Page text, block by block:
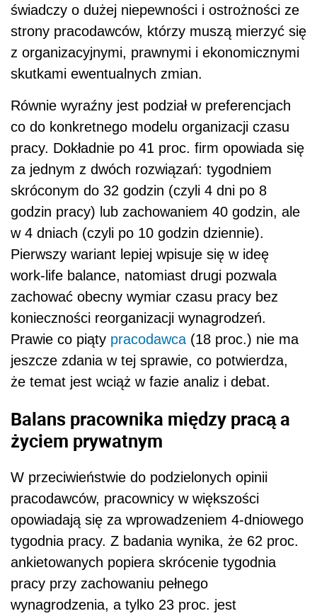
świadczy o dużej niepewności i ostrożności ze
strony pracodawców, którzy muszą mierzyć się
z organizacyjnymi, prawnymi i ekonomicznymi
skutkami ewentualnych zmian.
Równie wyraźny jest podział w preferencjach
co do konkretnego modelu organizacji czasu
pracy. Dokładnie po 41 proc. firm opowiada się
za jednym z dwóch rozwiązań: tygodniem
skróconym do 32 godzin (czyli 4 dni po 8
godzin pracy) lub zachowaniem 40 godzin, ale
w 4 dniach (czyli po 10 godzin dziennie).
Pierwszy wariant lepiej wpisuje się w ideę
work-life balance, natomiast drugi pozwala
zachować obecny wymiar czasu pracy bez
konieczności reorganizacji wynagrodzeń.
Prawie co piąty pracodawca (18 proc.) nie ma
jeszcze zdania w tej sprawie, co potwierdza,
że temat jest wciąż w fazie analiz i debat.
Balans pracownika między pracą a
życiem prywatnym
W przeciwieństwie do podzielonych opinii
pracodawców, pracownicy w większości
opowiadają się za wprowadzeniem 4-dniowego
tygodnia pracy. Z badania wynika, że 62 proc.
ankietowanych popiera skrócenie tygodnia
pracy przy zachowaniu pełnego
wynagrodzenia, a tylko 23 proc. jest